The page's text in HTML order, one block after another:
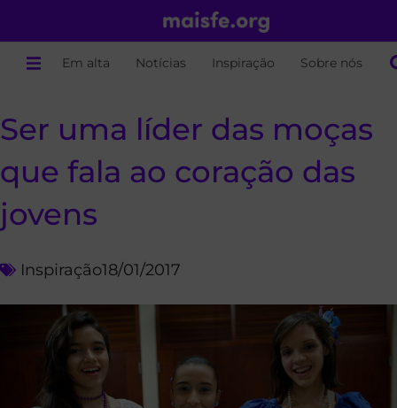
Em alta Notícias Inspiração Sobre nós
Ser uma líder das moças
que fala ao coração das
jovens
Inspiração18/01/2017